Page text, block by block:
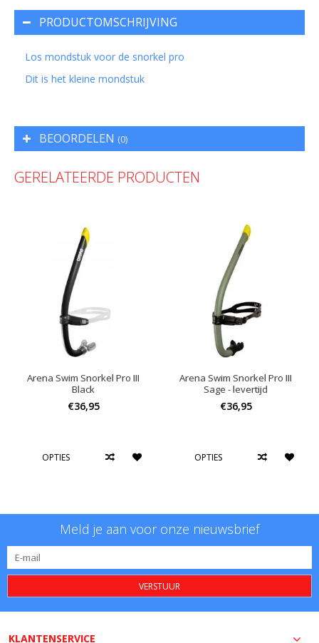
PRODUCTOMSCHRIJVING
Los mondstuk voor de snorkel pro
Dit is het kleine mondstuk
BEOORDELEN (0)
GERELATEERDE PRODUCTEN
Arena Swim Snorkel Pro III
Black
€36,95
OPTIES
Arena Swim Snorkel Pro III
Sage - levertijd
€36,95
OPTIES
Meld je aan voor onze nieuwsbrief
VERSTUUR
KLANTENSERVICE